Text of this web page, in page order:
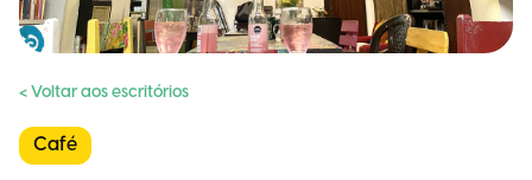
< Voltar aos escritórios
Café